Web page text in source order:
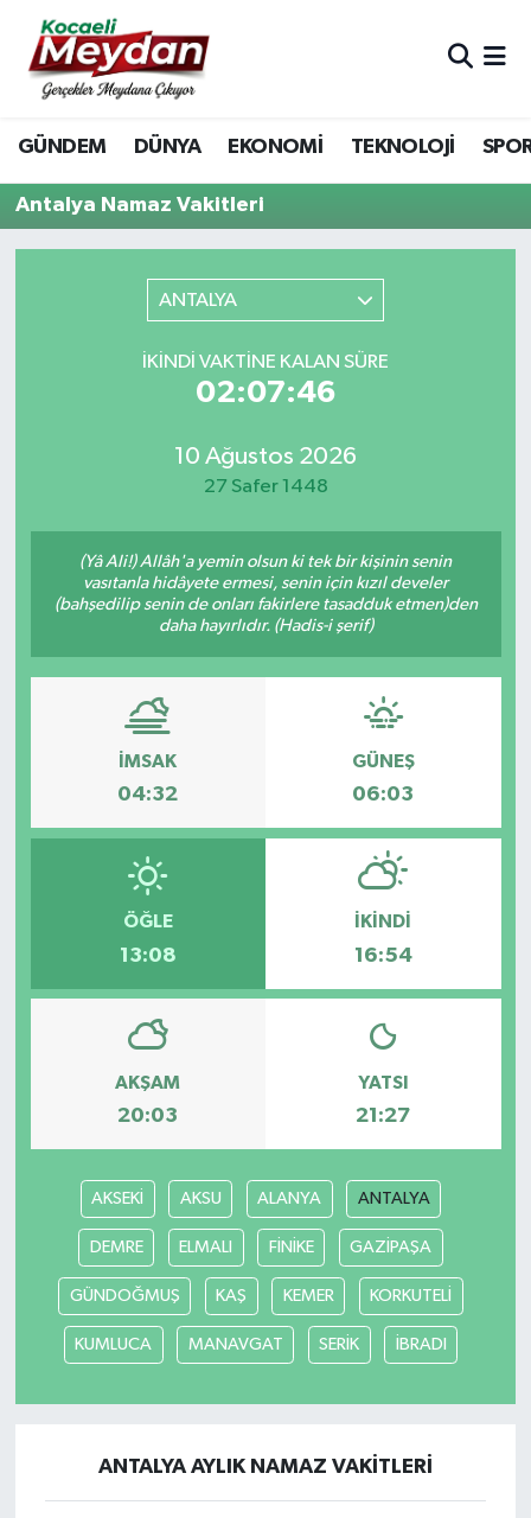
GÜNDEM DÜNYA EKONOMİ TEKNOLOJİ
Antalya Namaz Vakitleri
ANTALYA
İKINDI VAKTINE KALAN SÜRE
02:07:46
10 Ağustos 2026
27 Safer 1448
(Yâ Ali!) Allâh'a yemin olsun ki tek bir kişinin senin
vasıtanla hidâyete ermesi, senin için kızıl develer
(bahşedilip senin de onları fakirlere tasadduk etmen)den
daha hayırlıdır. (Hadis-i şerif)
İMSAK
04:32
GÜNEŞ
06:03
ÖĞLE
13:08
İKINDI
16:54
AKŞAM
20:03
YATSI
21:27
AKSEKİ AKSU ALANYA ANTALYA
DEMRE ELMALI FİNİKE GAZİPAŞA
GÜNDOĞMUŞ KAŞ KEMER KORKUTELİ
KUMLUCA MANAVGAT SERİK İBRADI
ANTALYA AYLIK NAMAZ VAKITLERI
Nöbetçi Eczaneler
Hava Durumu
Trafik Durumu
Son Dakika Haberleri
Haber Arşivi